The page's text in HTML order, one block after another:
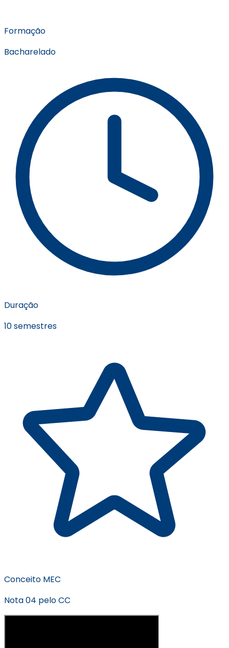
Formação
Bacharelado
Duração
10 semestres
Conceito MEC
Nota 04 pelo CC